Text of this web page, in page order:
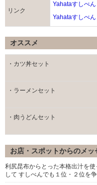
リンク
Yahataすしべ
Yahataすしべ
オススメ
・カツ丼セット
・ラーメンセット
・肉うどんセット
お店・スポットからのメッ
利尻昆布からとった本格出汁を
して すしべんでも１位・２位を